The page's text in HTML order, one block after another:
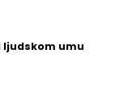
ljudskom umu